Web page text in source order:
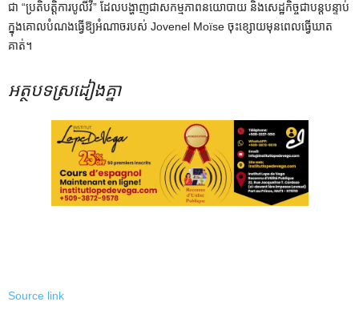
ជា “ប្រតិបត្តិការបូលីវី” ដែលបង្ហាញជាសកម្មភាពនយោបាយ និងសេដ្ឋកិច្ចជាបន្តបន្ទាប់
ក្នុងគោលបំណងធ្វើឱ្យអំណាចរបស់ Jovenel Moïse ចុះខ្សោយមុនពេលធ្វើឃាត
គាត់។
អត្ថបទស្រដៀងគ្នា
Source link